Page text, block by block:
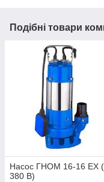
Подібні товари
Насос ГНОМ 16-16 EX (
380 В)